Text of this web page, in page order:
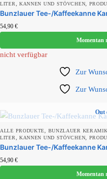
LITER
KANNEN UND STÖVCHEN
Bunzlauer Tee-/Kaffeekanne
54,90 €
Momentan
nicht verfügbar
Zur
Zur
Out
ALLE PRODUKTE BUNZLAUER
LITER
KANNEN UND STÖVCHEN
Bunzlauer Tee-/Kaffeekanne
54,90 €
Momentan